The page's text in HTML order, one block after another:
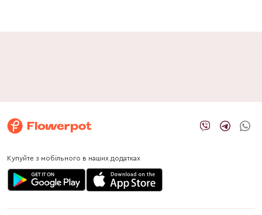
Купуйте з мобільного в наших додатках